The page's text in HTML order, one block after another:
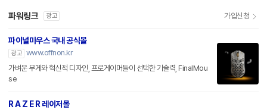
파워링크 광고 가입신청
파이널마우스 국내 공식몰
광고 www.offnon.kr
가벼운 무게와 혁신적 디자인, 프로게이머들이 선택한 기술력, FinalMou
se
R A Z E R 레이저몰